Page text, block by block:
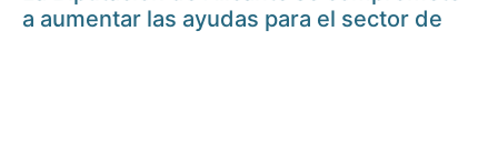
a aumentar las ayudas para el sector de